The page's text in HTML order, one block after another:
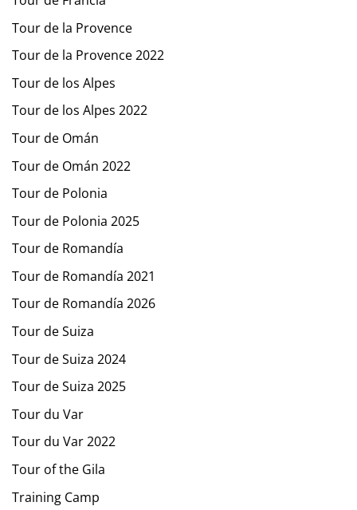
Tour de la Provence
Tour de la Provence 2022
Tour de los Alpes
Tour de los Alpes 2022
Tour de Omán
Tour de Omán 2022
Tour de Polonia
Tour de Polonia 2025
Tour de Romandía
Tour de Romandía 2021
Tour de Romandía 2026
Tour de Suiza
Tour de Suiza 2024
Tour de Suiza 2025
Tour du Var
Tour du Var 2022
Tour of the Gila
Training Camp